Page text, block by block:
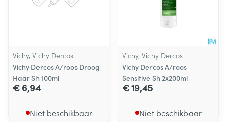
Vichy, Vichy Dercos
Vichy Dercos A/roos Droog
Haar Sh 100ml
€ 6,94
Niet beschikbaar
Vichy, Vichy Dercos
Vichy Dercos A/roos
Sensitive Sh 2x200ml
€ 19,45
Niet beschikbaar